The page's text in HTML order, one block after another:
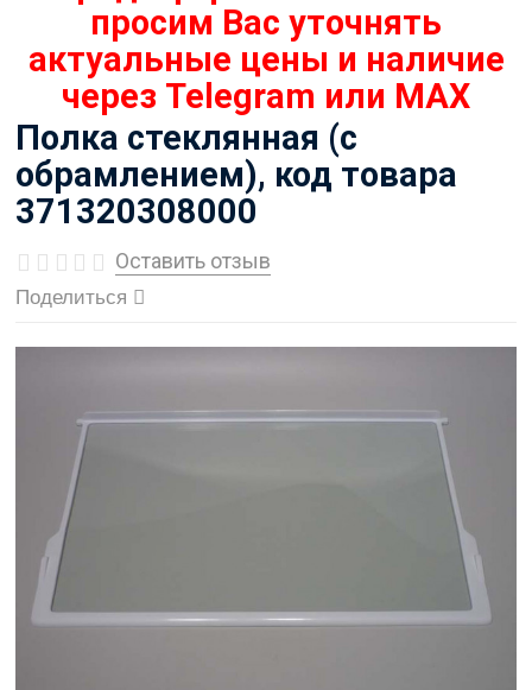
Полка стеклянная (с
обрамлением), код товара
371320308000
Оставить отзыв
Поделиться